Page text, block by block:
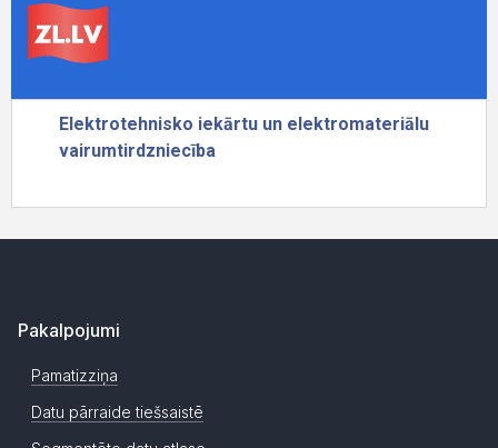
Pakalpojumi
Pamatizziņa
Datu pārraide tiešsaistē